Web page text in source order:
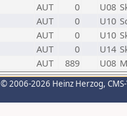
AUT 0 U08
AUT 0 U10
AUT 0 U10
AUT 0 U14
AUT 889 U08
© 2006-2026 Heinz Herzog,